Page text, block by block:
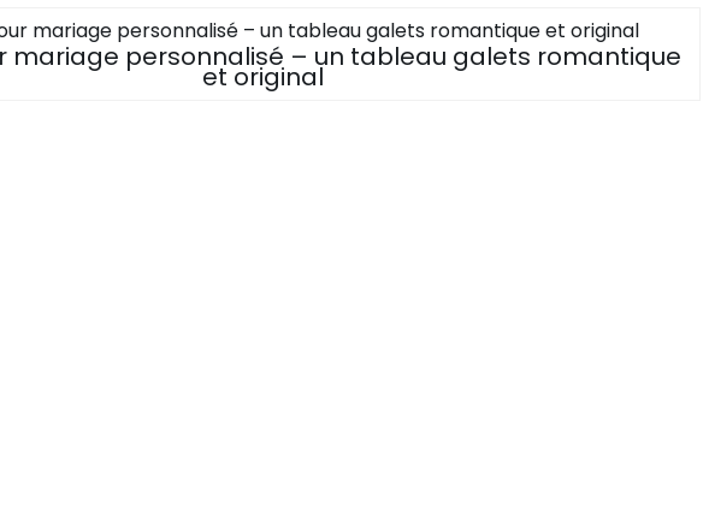
mariage personnalisé – un tableau galets romantique
et original